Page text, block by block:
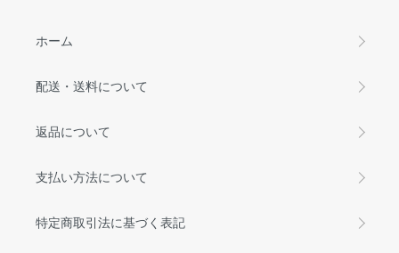
ホーム
配送・送料について
返品について
支払い方法について
特定商取引法に基づく表記